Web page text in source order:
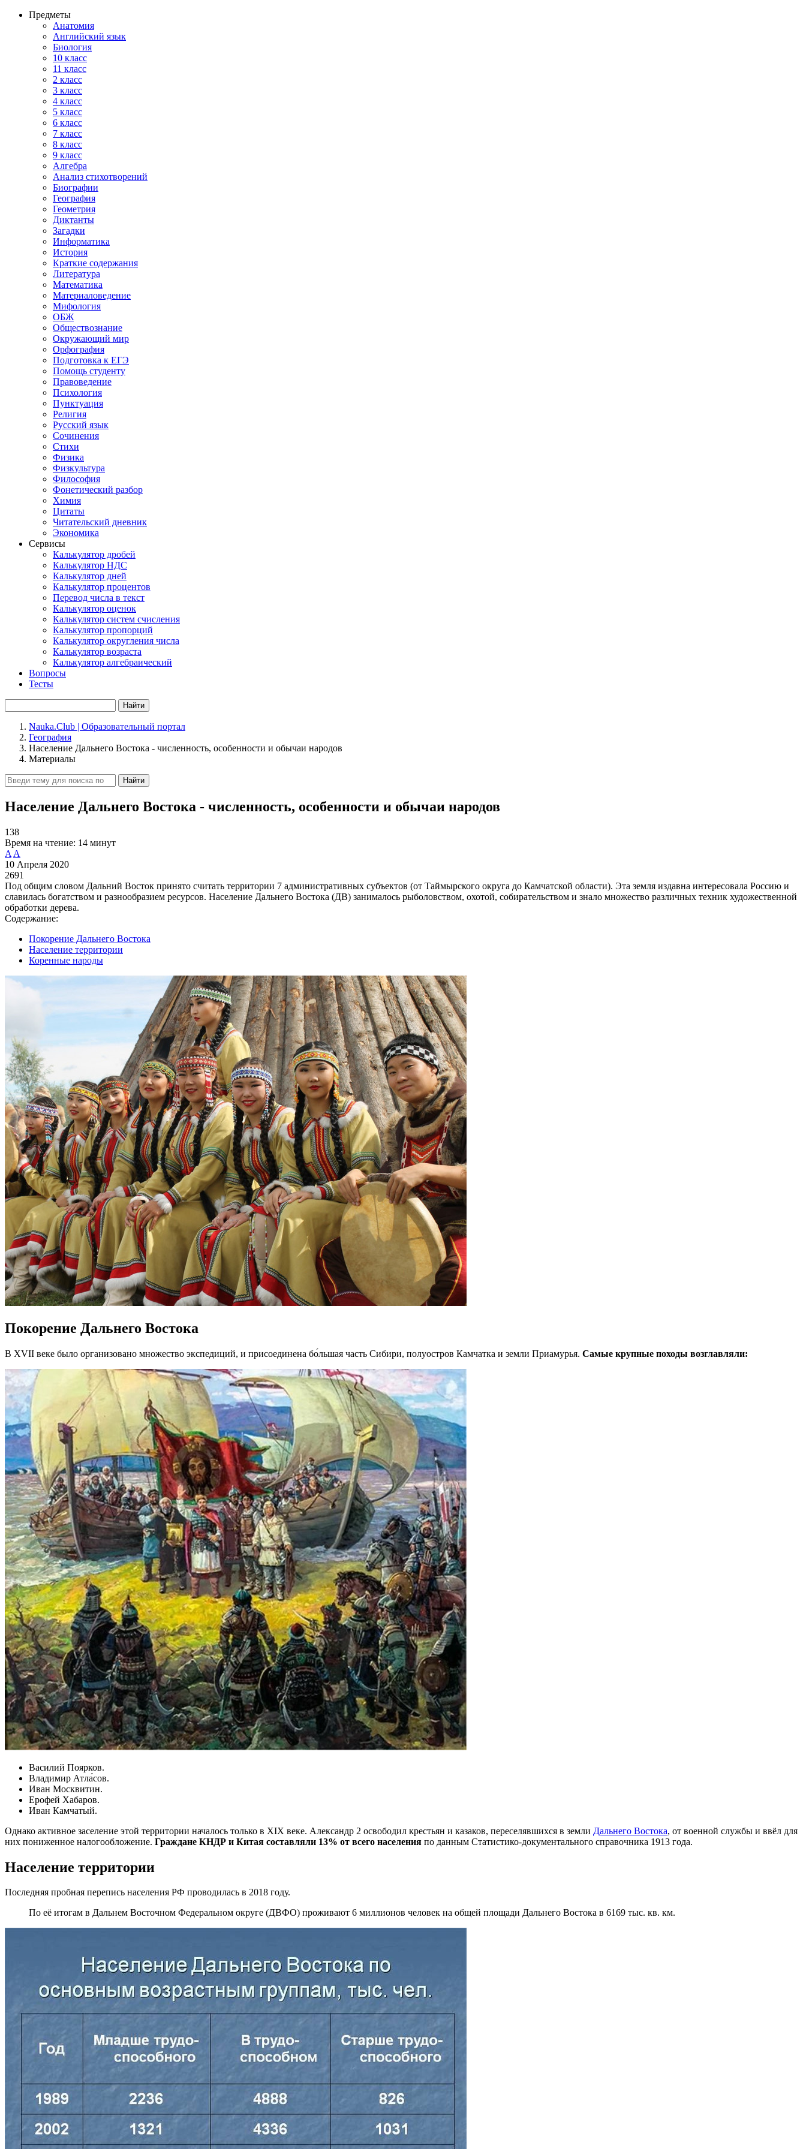
Предметы
Анатомия
Английский язык
Биология
10 класс
11 класс
2 класс
3 класс
4 класс
5 класс
6 класс
7 класс
8 класс
9 класс
Алгебра
Анализ стихотворений
Биографии
География
Геометрия
Диктанты
Загадки
Информатика
История
Краткие содержания
Литература
Математика
Материаловедение
Мифология
ОБЖ
Обществознание
Окружающий мир
Орфография
Подготовка к ЕГЭ
Помощь студенту
Правоведение
Психология
Пунктуация
Религия
Русский язык
Сочинения
Стихи
Физика
Физкультура
Философия
Фонетический разбор
Химия
Цитаты
Читательский дневник
Экономика
Сервисы
Калькулятор дробей
Калькулятор НДС
Калькулятор дней
Калькулятор процентов
Перевод числа в текст
Калькулятор оценок
Калькулятор систем счисления
Калькулятор пропорций
Калькулятор округления числа
Калькулятор возраста
Калькулятор алгебраический
Вопросы
Тесты
Найти
Nauka.Club | Образовательный портал
География
Население Дальнего Востока - численность, особенности и обычаи народов
Материалы
Найти
Население Дальнего Востока - численность, особенности и обычаи народов
138
Время на чтение: 14 минут
A A
10 Апреля 2020
2691
Под общим словом Дальний Восток принято считать территории 7 административных субъектов (от Таймырского округа до Камчатской области). Эта земля издавна интересовала Россию и
славилась богатством и разнообразием ресурсов. Население Дальнего Востока (ДВ) занималось рыболовством, охотой, собирательством и знало множество различных техник художественной
обработки дерева.
Содержание:
Покорение Дальнего Востока
Население территории
Коренные народы
Покорение Дальнего Востока
В XVII веке было организовано множество экспедиций, и присоединена бо́льшая часть Сибири, полуостров Камчатка и земли Приамурья. Самые крупные походы возглавляли:
Василий Поярков.
Владимир Атла́сов.
Иван Москвитин.
Ерофей Хабаров.
Иван Камчатый.
Однако активное заселение этой территории началось только в XIX веке. Александр 2 освободил крестьян и казаков, переселявшихся в земли Дальнего Востока, от военной службы и ввёл для
них пониженное налогообложение. Граждане КНДР и Китая составляли 13% от всего населения по данным Статистико-документального справочника 1913 года.
Население территории
Последняя пробная перепись населения РФ проводилась в 2018 году.
По её итогам в Дальнем Восточном Федеральном округе (ДВФО) проживают 6 миллионов человек на общей площади Дальнего Востока в 6169 тыс. кв. км.